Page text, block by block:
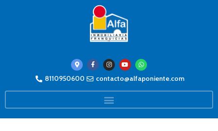
8110950600 contacto@alfaponiente.com